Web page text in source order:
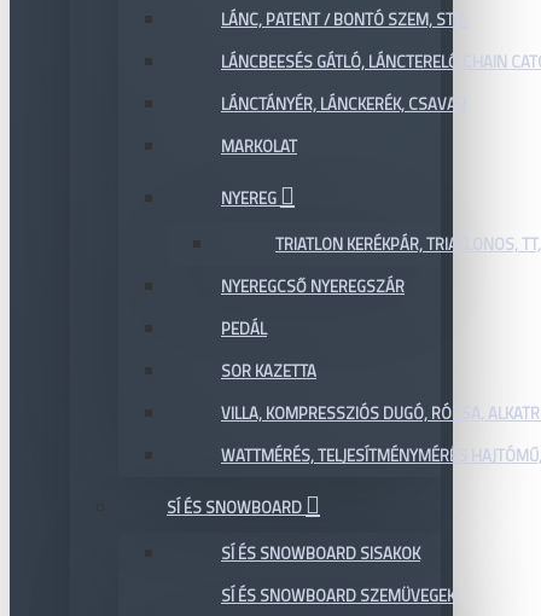
LÁNC, PATENT / BONTÓ SZEM, STB.
LÁNCBEESÉS GÁTLÓ, LÁNCTERELŐ CHAIN
LÁNCTÁNYÉR, LÁNCKERÉK, CSAVAR
MARKOLAT
NYEREG
TRIATLON KERÉKPÁR, TRIATLONOS,
NYEREGCSŐ NYEREGSZÁR
PEDÁL
SOR KAZETTA
VILLA, KOMPRESSZIÓS DUGÓ, RÓZSA,
WATTMÉRÉS, TELJESÍTMÉNYMÉRÉS
SÍ ÉS SNOWBOARD
SÍ ÉS SNOWBOARD SISAKOK
SÍ ÉS SNOWBOARD SZEMÜVEGEK